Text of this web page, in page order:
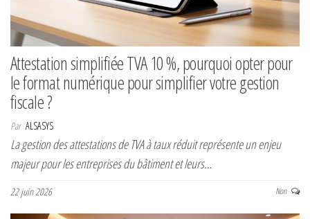
Attestation simplifiée TVA 10 %, pourquoi opter pour
le format numérique pour simplifier votre gestion
fiscale ?
Par ALSASYS
La gestion des attestations de TVA à taux réduit représente un enjeu
majeur pour les entreprises du bâtiment et leurs…
22 juin 2026 Non